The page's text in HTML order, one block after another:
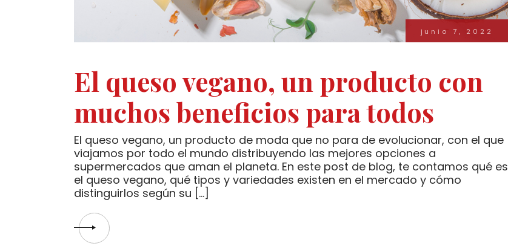
junio 7, 2022
El queso vegano, un producto con
muchos beneficios para todos
El queso vegano, un producto de moda que no para de evolucionar, con el que
viajamos por todo el mundo distribuyendo las mejores opciones a
supermercados que aman el planeta. En este post de blog, te contamos qué es
el queso vegano, qué tipos y variedades existen en el mercado y cómo
distinguirlos según su […]